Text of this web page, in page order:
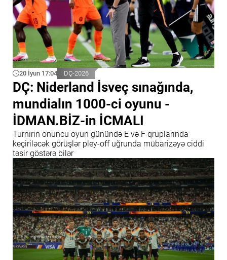
20 İyun 17:04 DÇ-2026
DÇ: Niderland İsveç sınağında,
mundialın 1000-ci oyunu -
İDMAN.BİZ-in İCMALI
Turnirin onuncu oyun günündə E və F qruplarında
keçiriləcək görüşlər pley-off uğrunda mübarizəyə ciddi
təsir göstərə bilər